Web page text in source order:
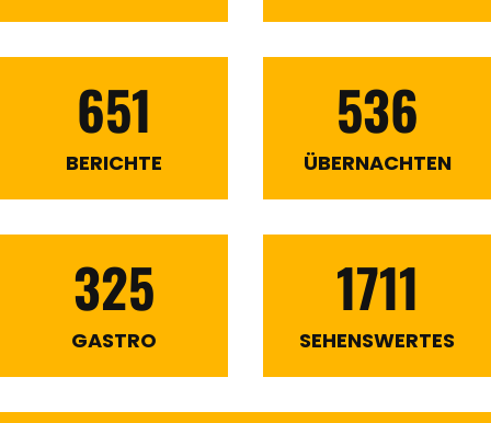
651
BERICHTE
536
ÜBERNACHTEN
325
GASTRO
1711
SEHENSWERTES